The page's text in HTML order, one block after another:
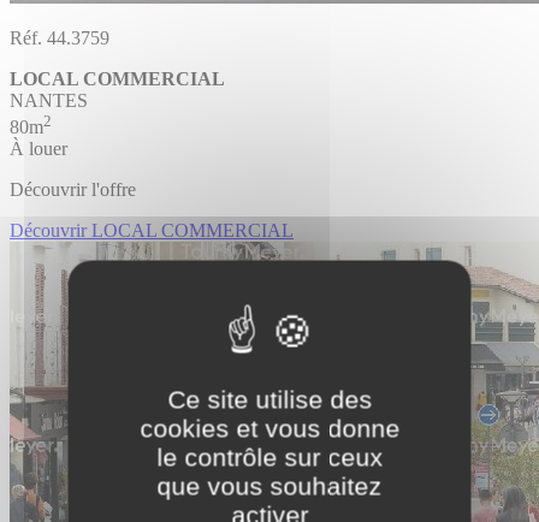
Ce site utilise des
cookies et vous donne
le contrôle sur ceux
que vous souhaitez
activer
Réf. 44.3759
LOCAL COMMERCIAL
NANTES
80m2
À louer
Découvrir l'offre
Découvrir LOCAL COMMERCIAL